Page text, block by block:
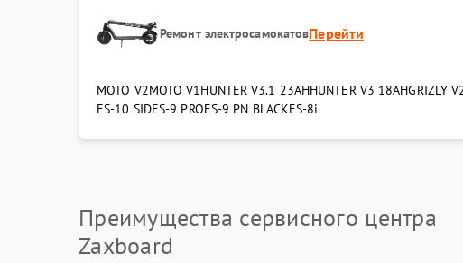
Ремонт электросамокатовПерейти
MOTO V2MOTO V1HUNTER V3.1 23AHHUNTER V3 18AHGRIZLY
ES-10 SIDES-9 PROES-9 PN BLACKES-8i
Преимущества сервисного центра
Zaxboard